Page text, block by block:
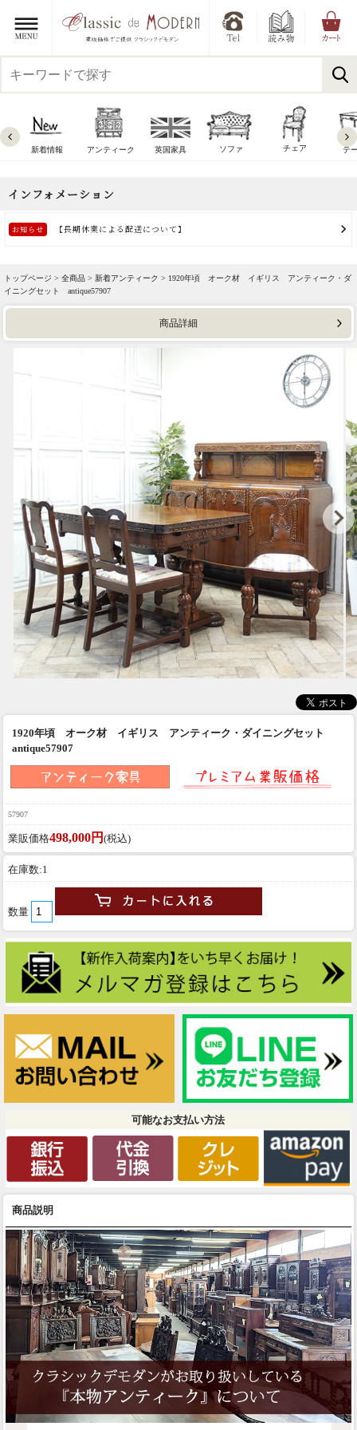
新着情報 アンティーク 英国家具 ソファ チェア テ
トップページ > 全商品 > 新着アンティーク > 1920年頃 オーク材 イギリス アンティーク・ダ
イニングセット antique57907
商品詳細
1920年頃 オーク材 イギリス アンティーク・ダイニングセット
antique57907
57907
業販価格498,000円 (税込)
在庫数:1
数量
可能なお支払い方法
商品説明